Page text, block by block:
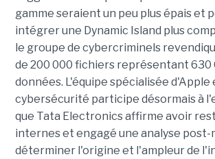
gamme seraient un peu plus épais et
intégrer une Dynamic Island plus
le groupe de cybercriminels
de 200 000 fichiers représentant 630
données. L'équipe spécialisée d'Apple
cybersécurité participe désormais à
que Tata Electronics affirme avoir
internes et engagé une analyse post-
déterminer l'origine et l'ampleur de